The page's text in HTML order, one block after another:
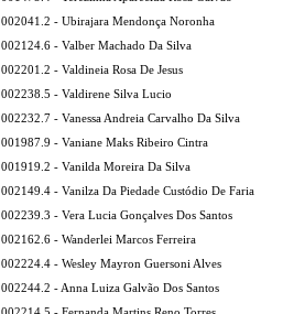
002041.2 - Ubirajara Mendonça Noronha
002124.6 - Valber Machado Da Silva
002201.2 - Valdineia Rosa De Jesus
002238.5 - Valdirene Silva Lucio
002232.7 - Vanessa Andreia Carvalho Da Silva
001987.9 - Vaniane Maks Ribeiro Cintra
001919.2 - Vanilda Moreira Da Silva
002149.4 - Vanilza Da Piedade Custódio De Faria
002239.3 - Vera Lucia Gonçalves Dos Santos
002162.6 - Wanderlei Marcos Ferreira
002224.4 - Wesley Mayron Guersoni Alves
002244.2 - Anna Luiza Galvão Dos Santos